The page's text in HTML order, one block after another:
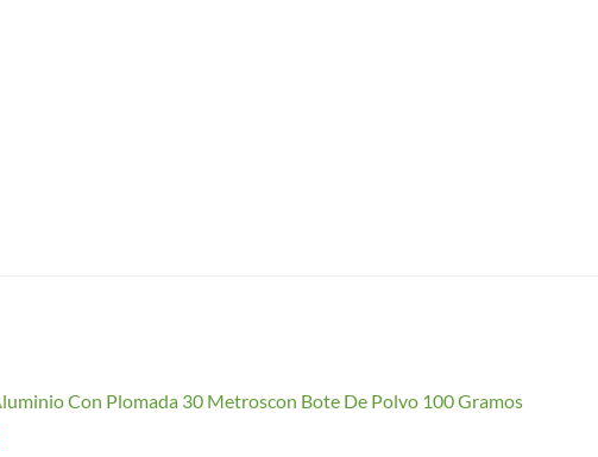
Con Plomada 30 Metroscon Bote De Polvo 100 Gramos